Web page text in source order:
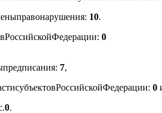
правонарушения: 10.
РоссийскойФедерации: 0
предписания: 7,
субъектовРоссийскойФедерации: 0
.0.